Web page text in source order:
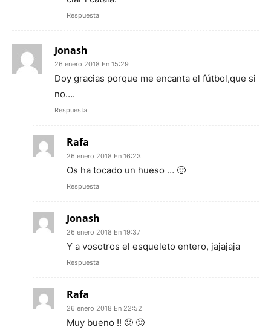
Respuesta
Jonash
26 enero 2018 En 15:29
Doy gracias porque me encanta el fútbol,que si
no….
Respuesta
Rafa
26 enero 2018 En 16:23
Os ha tocado un hueso … 🙂
Respuesta
Jonash
26 enero 2018 En 19:37
Y a vosotros el esqueleto entero, jajajaja
Respuesta
Rafa
26 enero 2018 En 22:52
Muy bueno !! 🙂 🙂